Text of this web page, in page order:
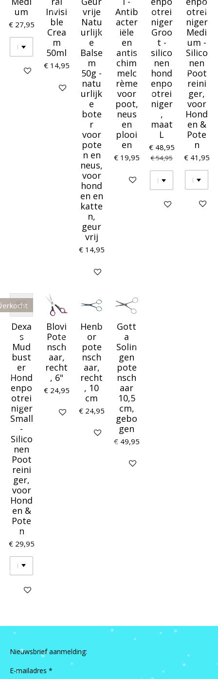
um
€ 27,95
Houd mij op de hoogte
Invisi
ble
Crea
m
50ml
€ 14,95
In winkelwagen
vrije
Natu
urlijk
e
Balse
m
50g -
natu
urlijk
e
bote
r
voor
pote
n en
neus,
voor
hond
en en
katte
n,
geur
vrij
€ 14,95
In winkelwagen
Antib
acter
iële
en
antis
chim
melc
rème
voor
poot,
neus
en
plooi
en
€ 19,95
In winkelwagen
otrei
niger
Groo
t -
silico
nen
hond
enpo
otrei
niger
,
maat
L
€ 48,95
€ 54,95
Houd mij op de
otrei
niger
Medi
um -
Silico
nen
Poot
reini
ger,
voor
Hond
en &
Pote
n
€ 41,95
Houd
Dexa
s
Mud
bust
er
Hond
enpo
otrei
niger
Small
-
Silico
nen
Poot
reini
ger,
voor
Hond
en &
Pote
n
€ 29,95
Houd mij op de hoogte
Blovi
Pote
nsch
aar,
recht
, 6"
€ 24,95
In winkelwagen
Henb
or
pote
nsch
aar,
recht
, 10
cm
€ 24,95
In winkelwagen
Gott
a
Solin
gen
pote
nsch
aar
10,5
cm,
gebo
gen
€ 49,95
In winkelwagen
Nieuwsbrief aanmelding:
E-mailadres *